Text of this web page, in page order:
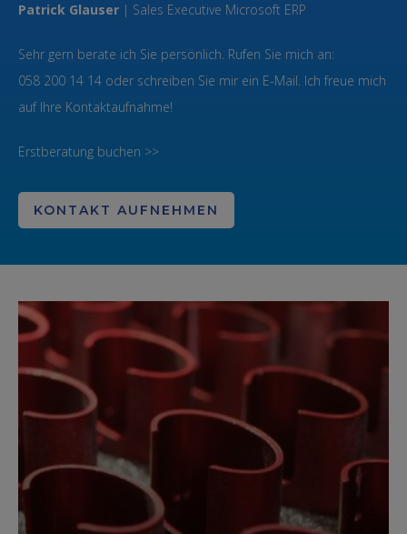
Patrick Glauser | Sales Executive Microsoft ERP
Sehr gern berate ich Sie persönlich. Rufen Sie mich an:
058 200 14 14 oder schreiben Sie mir ein E-Mail. Ich freue mich
auf Ihre Kontaktaufnahme!
Erstberatung buchen >>
KONTAKT AUFNEHMEN